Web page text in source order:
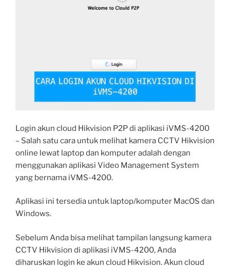
Login akun cloud Hikvision P2P di aplikasi iVMS-4200
– Salah satu cara untuk melihat kamera CCTV Hikvision
online lewat laptop dan komputer adalah dengan
menggunakan aplikasi Video Management System
yang bernama iVMS-4200.
Aplikasi ini tersedia untuk laptop/komputer MacOS dan
Windows.
Sebelum Anda bisa melihat tampilan langsung kamera
CCTV Hikvision di aplikasi iVMS-4200, Anda
diharuskan login ke akun cloud Hikvision. Akun cloud